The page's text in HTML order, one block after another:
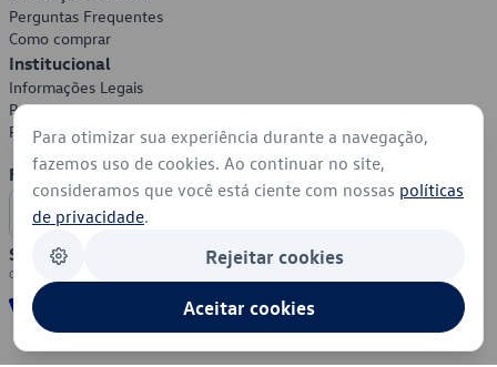
Perguntas Frequentes
Como comprar
Institucional
Informações Legais
Política de Privacidade
Política de Cookies
Formas de Pagamento
Segurança
Para otimizar sua experiência durante a navegação,
fazemos uso de cookies. Ao continuar no site,
consideramos que você está ciente com nossas políticas
de privacidade.
Rejeitar cookies
Aceitar cookies